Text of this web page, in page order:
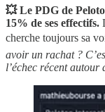
💥 Le PDG de
15% de ses effectifs.
cherche toujours sa
avoir un rachat ?
l’échec récent autour